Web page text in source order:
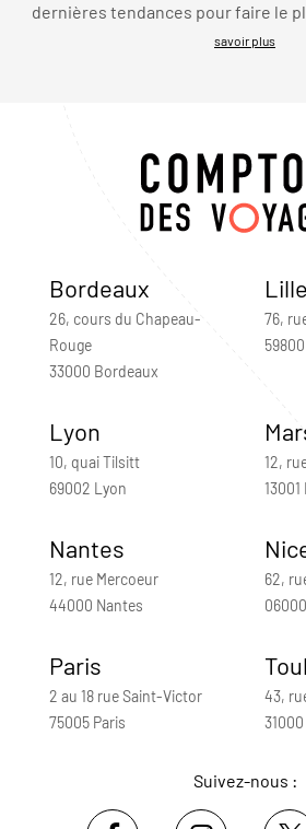
dernières tendances pour faire le
savoir plus
Bordeaux
26, cours du Chapeau-
Rouge
33000 Bordeaux
Lille
76,
Lyon
10, quai Tilsitt
69002 Lyon
12,
13001
Nantes
12, rue Mercoeur
44000 Nantes
62,
Paris
2 au 18 rue Saint-Victor
75005 Paris
43,
Suivez-nous :